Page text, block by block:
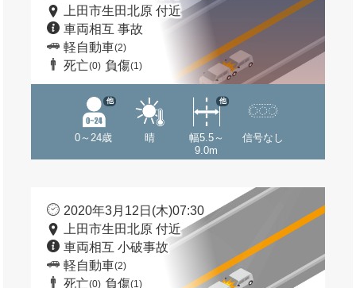
上田市生田北原 付近
車両相互 事故
軽自動車(2)
死亡(0) 負傷(1)
0～24歳
他
晴
幅5.5～
9.0m
他
信号なし
2020年3月12日(木)07:30
上田市生田北原 付近
車両相互 小破事故
軽自動車(2)
死亡(0) 負傷(1)